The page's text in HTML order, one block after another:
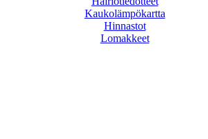
Kaukolämpökartta
Hinnastot
Lomakkeet